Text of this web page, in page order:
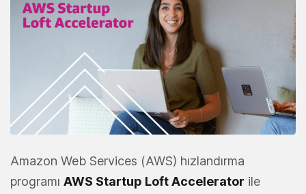
Amazon Web Services (AWS) hızlandırma
programı AWS Startup Loft Accelerator ile